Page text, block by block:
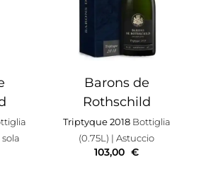
Barons de
Rothschild
Triptyque 2018Bottiglia
(0.75L) | Astuccio
103,00 €